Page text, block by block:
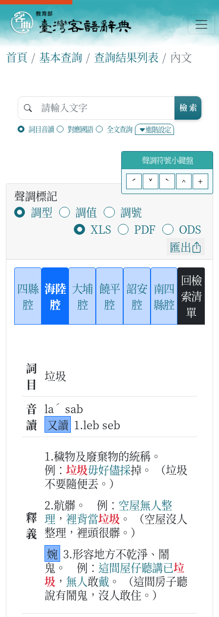
首頁 基本查詢 查詢結果列表 內文
詞目音讀 對應國語 全文查詢 進階設定
檢 索
聲調符號小鍵盤
ˊ
ˇ ˋ ^ +
聲調標記
調型
調值
調號
XLS
PDF
ODS
匯出
四縣
腔
海陸
腔
大埔
腔
饒平
腔
詔安
腔
南四
縣腔
回檢
索清
單
詞
目
垃圾
音
讀
la ˊ sab
又讀 1.leb seb
釋
義
1.穢物及廢棄物的統稱。
例： 垃圾毋好儘採掉。
（垃圾
不要隨便丟。）
2.骯髒。
例： 空屋無人整
理 ， 裡背當垃圾 。
（空屋沒人
整理，裡頭很髒。）
婉 3.形容地方不乾淨、鬧
鬼。
例： 這間屋仔聽講已垃
圾 ， 無人敢戴 。
（這間房子聽
說有鬧鬼，沒人敢住。）